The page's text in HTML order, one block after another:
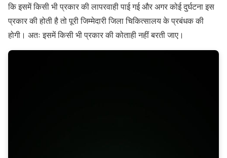
कि इसमें किसी भी प्रकार की लापरवाही पाई गई और अगर कोई दुर्घटना इस
प्रकार की होती है तो पूरी जिम्मेदारी जिला चिकित्सालय के प्रबंधक की
होगी। अतः इसमें किसी भी प्रकार की कोताही नहीं बरती जाए।